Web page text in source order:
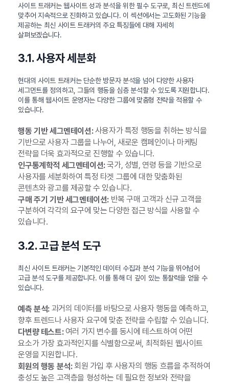
사이트 트래커는 웹사이트 성과 분석을 위한 필수 도구로, 최신 트렌드에
맞추어 지속적으로 진화하고 있습니다. 이 섹션에서는 고도화된 기능을
제공하는 최신 사이트 트래커의 주요 특징들에 대해 자세히
살펴보겠습니다.
3.1. 사용자 세분화
현대의 사이트 트래커는 단순한 방문자 분석을 넘어 다양한 사용자
세그먼트를 정의하고, 그들의 행동을 심층 분석할 수 있도록 지원합니다.
이를 통해 웹사이트 운영자는 다양한 그룹에 맞춤형 전략을 적용할 수
있습니다.
행동 기반 세그멘테이션:사용자가 특정 행동을 취하는 방식을
기반으로 사용자 그룹을 나누어, 새로운 캠페인이나 마케팅
전략을 더욱 효과적으로 진행할 수 있습니다.
인구통계학적 세그멘테이션:국가, 성별, 연령 등을 기반으로
사용자를 세분화하여 특정 타겟 그룹에 대한 맞춤화된
콘텐츠와 광고를 제공할 수 있습니다.
구매 주기 기반 세그멘테이션:반복 구매 고객과 신규 고객을
구분하여 각각의 요구에 맞는 다양한 접근 방식을 사용할 수
있습니다.
3.2. 고급 분석 도구
최신 사이트 트래커는 기본적인 데이터 수집과 분석 기능을 뛰어넘어
고급 분석 도구를 제공합니다. 이를 통해 더 깊이 있는 통찰력을 얻을 수
있습니다.
예측 분석:과거의 데이터를 바탕으로 사용자 행동을 예측하고,
향후 트렌드나 사용자 요구에 맞춘 전략을 수립할 수 있습니다.
다변량 테스트:여러 가지 변수를 동시에 테스트하여 어떤
요소가 가장 효과적인지를 식별함으로써, 최적화된 웹사이트
운영을 지원합니다.
회원의 행동 분석:회원 가입 후 사용자의 행동 흐름을 추적하여
충성도 높은 고객층을 형성하는 데 필요한 정보와 전략을